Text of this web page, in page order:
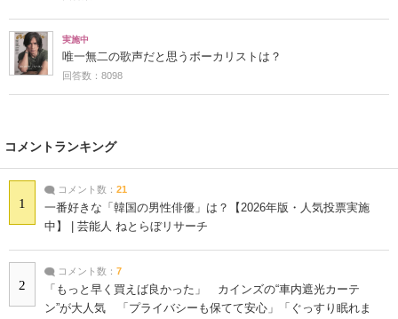
実施中
唯一無二の歌声だと思うボーカリストは？
回答数：8098
コメントランキング
1
コメント数： 21
一番好きな「韓国の男性俳優」は？【2026年版・人気投票実施
中】 | 芸能人 ねとらぼリサーチ
2
コメント数： 7
「もっと早く買えば良かった」 カインズの“車内遮光カーテ
ン”が大人気 「プライバシーも保てて安心」「ぐっすり眠れま